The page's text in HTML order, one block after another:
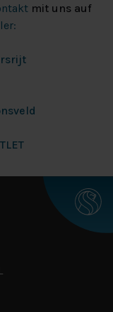
mit uns auf